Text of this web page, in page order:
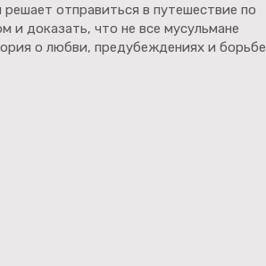
отправиться в путешествие по
и доказать, что не все мусульмане
о любви, предубеждениях и борьбе